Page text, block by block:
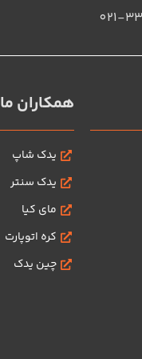
021-
همکاران ما
یدک شاپ
یدک سنتر
مای کیا
کره اتوپارت
چین یدک